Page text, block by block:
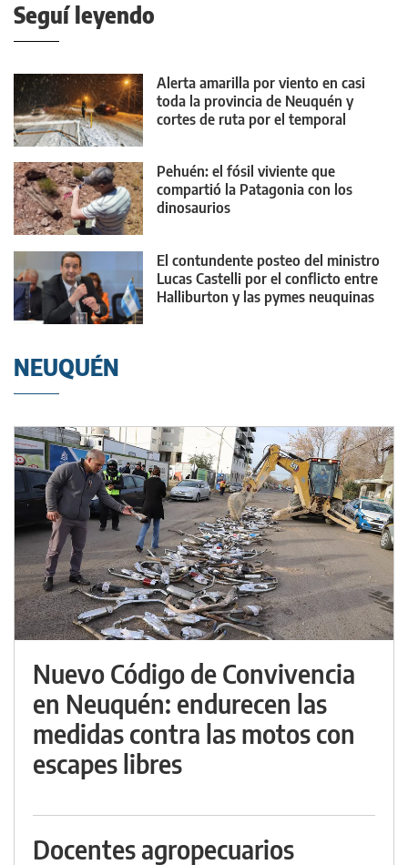
Seguí leyendo
Alerta amarilla por viento en casi
toda la provincia de Neuquén y
cortes de ruta por el temporal
Pehuén: el fósil viviente que
compartió la Patagonia con los
dinosaurios
El contundente posteo del ministro
Lucas Castelli por el conflicto entre
Halliburton y las pymes neuquinas
NEUQUÉN
Nuevo Código de Convivencia
en Neuquén: endurecen las
medidas contra las motos con
escapes libres
Docentes agropecuarios